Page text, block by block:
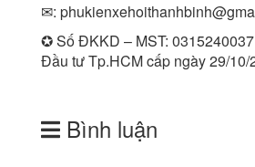
✉:
✪ Số ĐKKD – MST:
Đầu tư Tp.HCM cấp ngày 29/10/
Bình luận